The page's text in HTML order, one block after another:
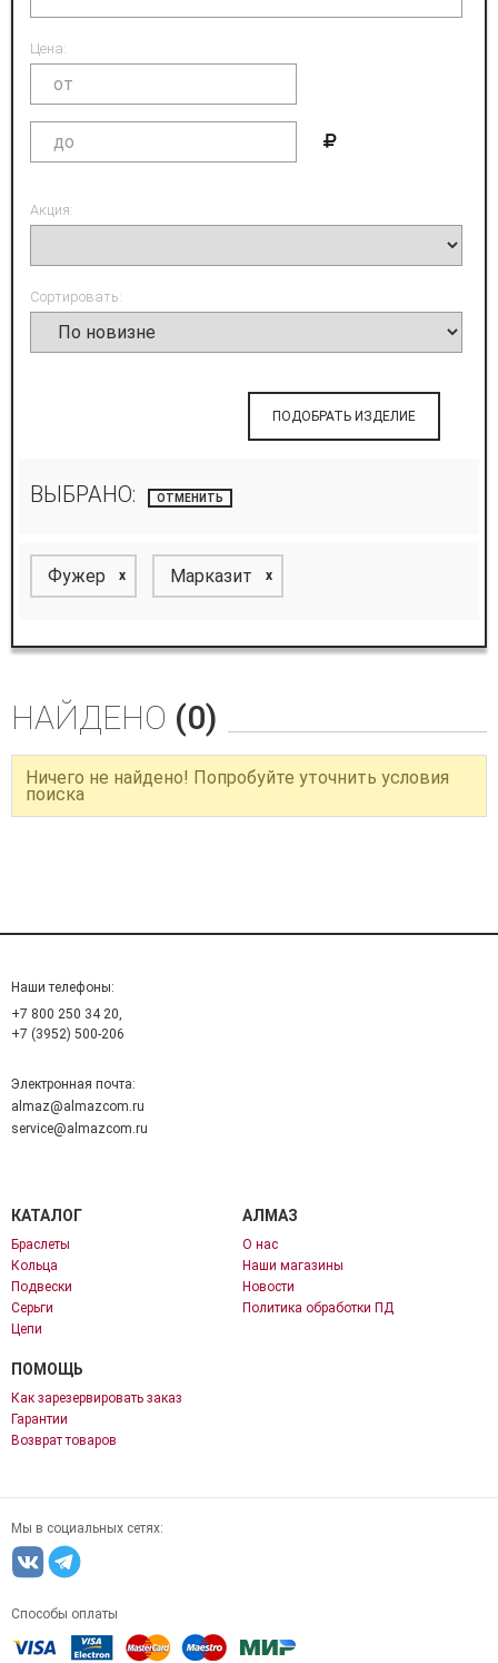
Цена:
Акция:
Сортировать:
ПОДОБРАТЬ ИЗДЕЛИЕ
ВЫБРАНО: ОТМЕНИТЬ
Фужер x Марказит x
НАЙДЕНО (0)
Ничего не найдено! Попробуйте уточнить условия
поиска
Наши телефоны:
+7 800 250 34 20,
+7 (3952) 500-206
Электронная почта:
almaz@almazcom.ru
service@almazcom.ru
КАТАЛОГ
Браслеты
Кольца
Подвески
Серьги
Цепи
АЛМАЗ
О нас
Наши магазины
Новости
Политика обработки ПД
ПОМОЩЬ
Как зарезервировать заказ
Гарантии
Возврат товаров
Мы в социальных сетях:
Способы оплаты